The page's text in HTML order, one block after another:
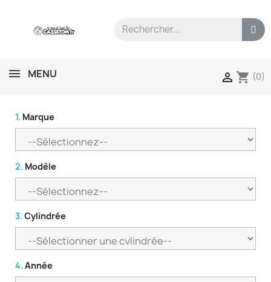
MENU  shopping_cart (0)
1. Marque
2. Modèle
3. Cylindrée
4. Année